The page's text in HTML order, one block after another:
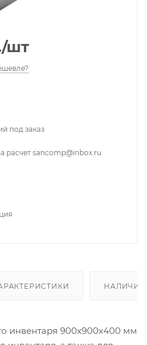
/шт
под заказ
расчет sancomp@inbox.ru
НАЛИЧИЕ
инвентаря 900х900х400 мм